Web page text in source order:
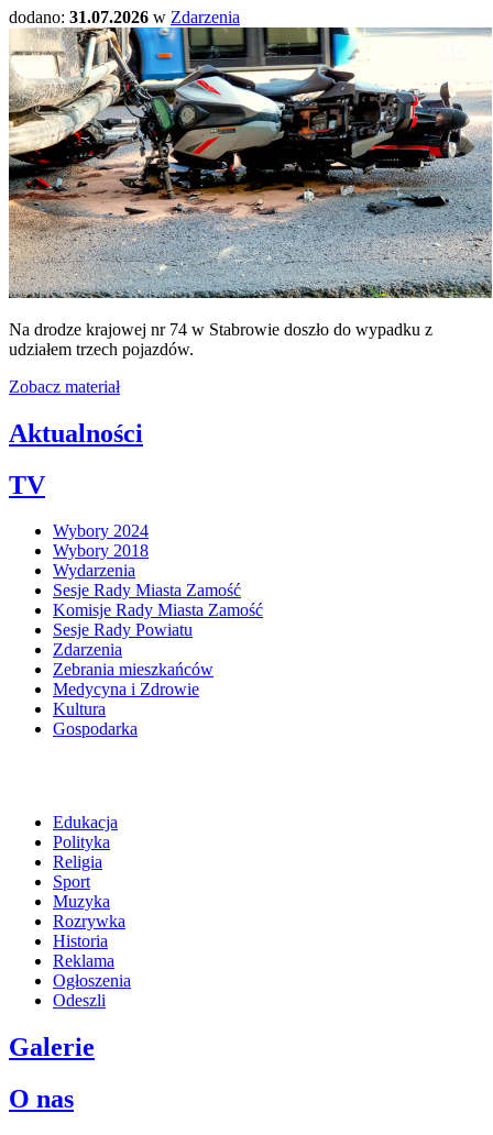
dodano: 31.07.2026 w Zdarzenia
Na drodze krajowej nr 74 w Stabrowie doszło do wypadku z
udziałem trzech pojazdów.
Zobacz materiał
Aktualności
TV
Wybory 2024
Wybory 2018
Wydarzenia
Sesje Rady Miasta Zamość
Komisje Rady Miasta Zamość
Sesje Rady Powiatu
Zdarzenia
Zebrania mieszkańców
Medycyna i Zdrowie
Kultura
Gospodarka
Edukacja
Polityka
Religia
Sport
Muzyka
Rozrywka
Historia
Reklama
Ogłoszenia
Odeszli
Galerie
O nas